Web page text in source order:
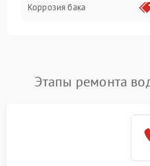
Коррозия бака
Этапы ремонта